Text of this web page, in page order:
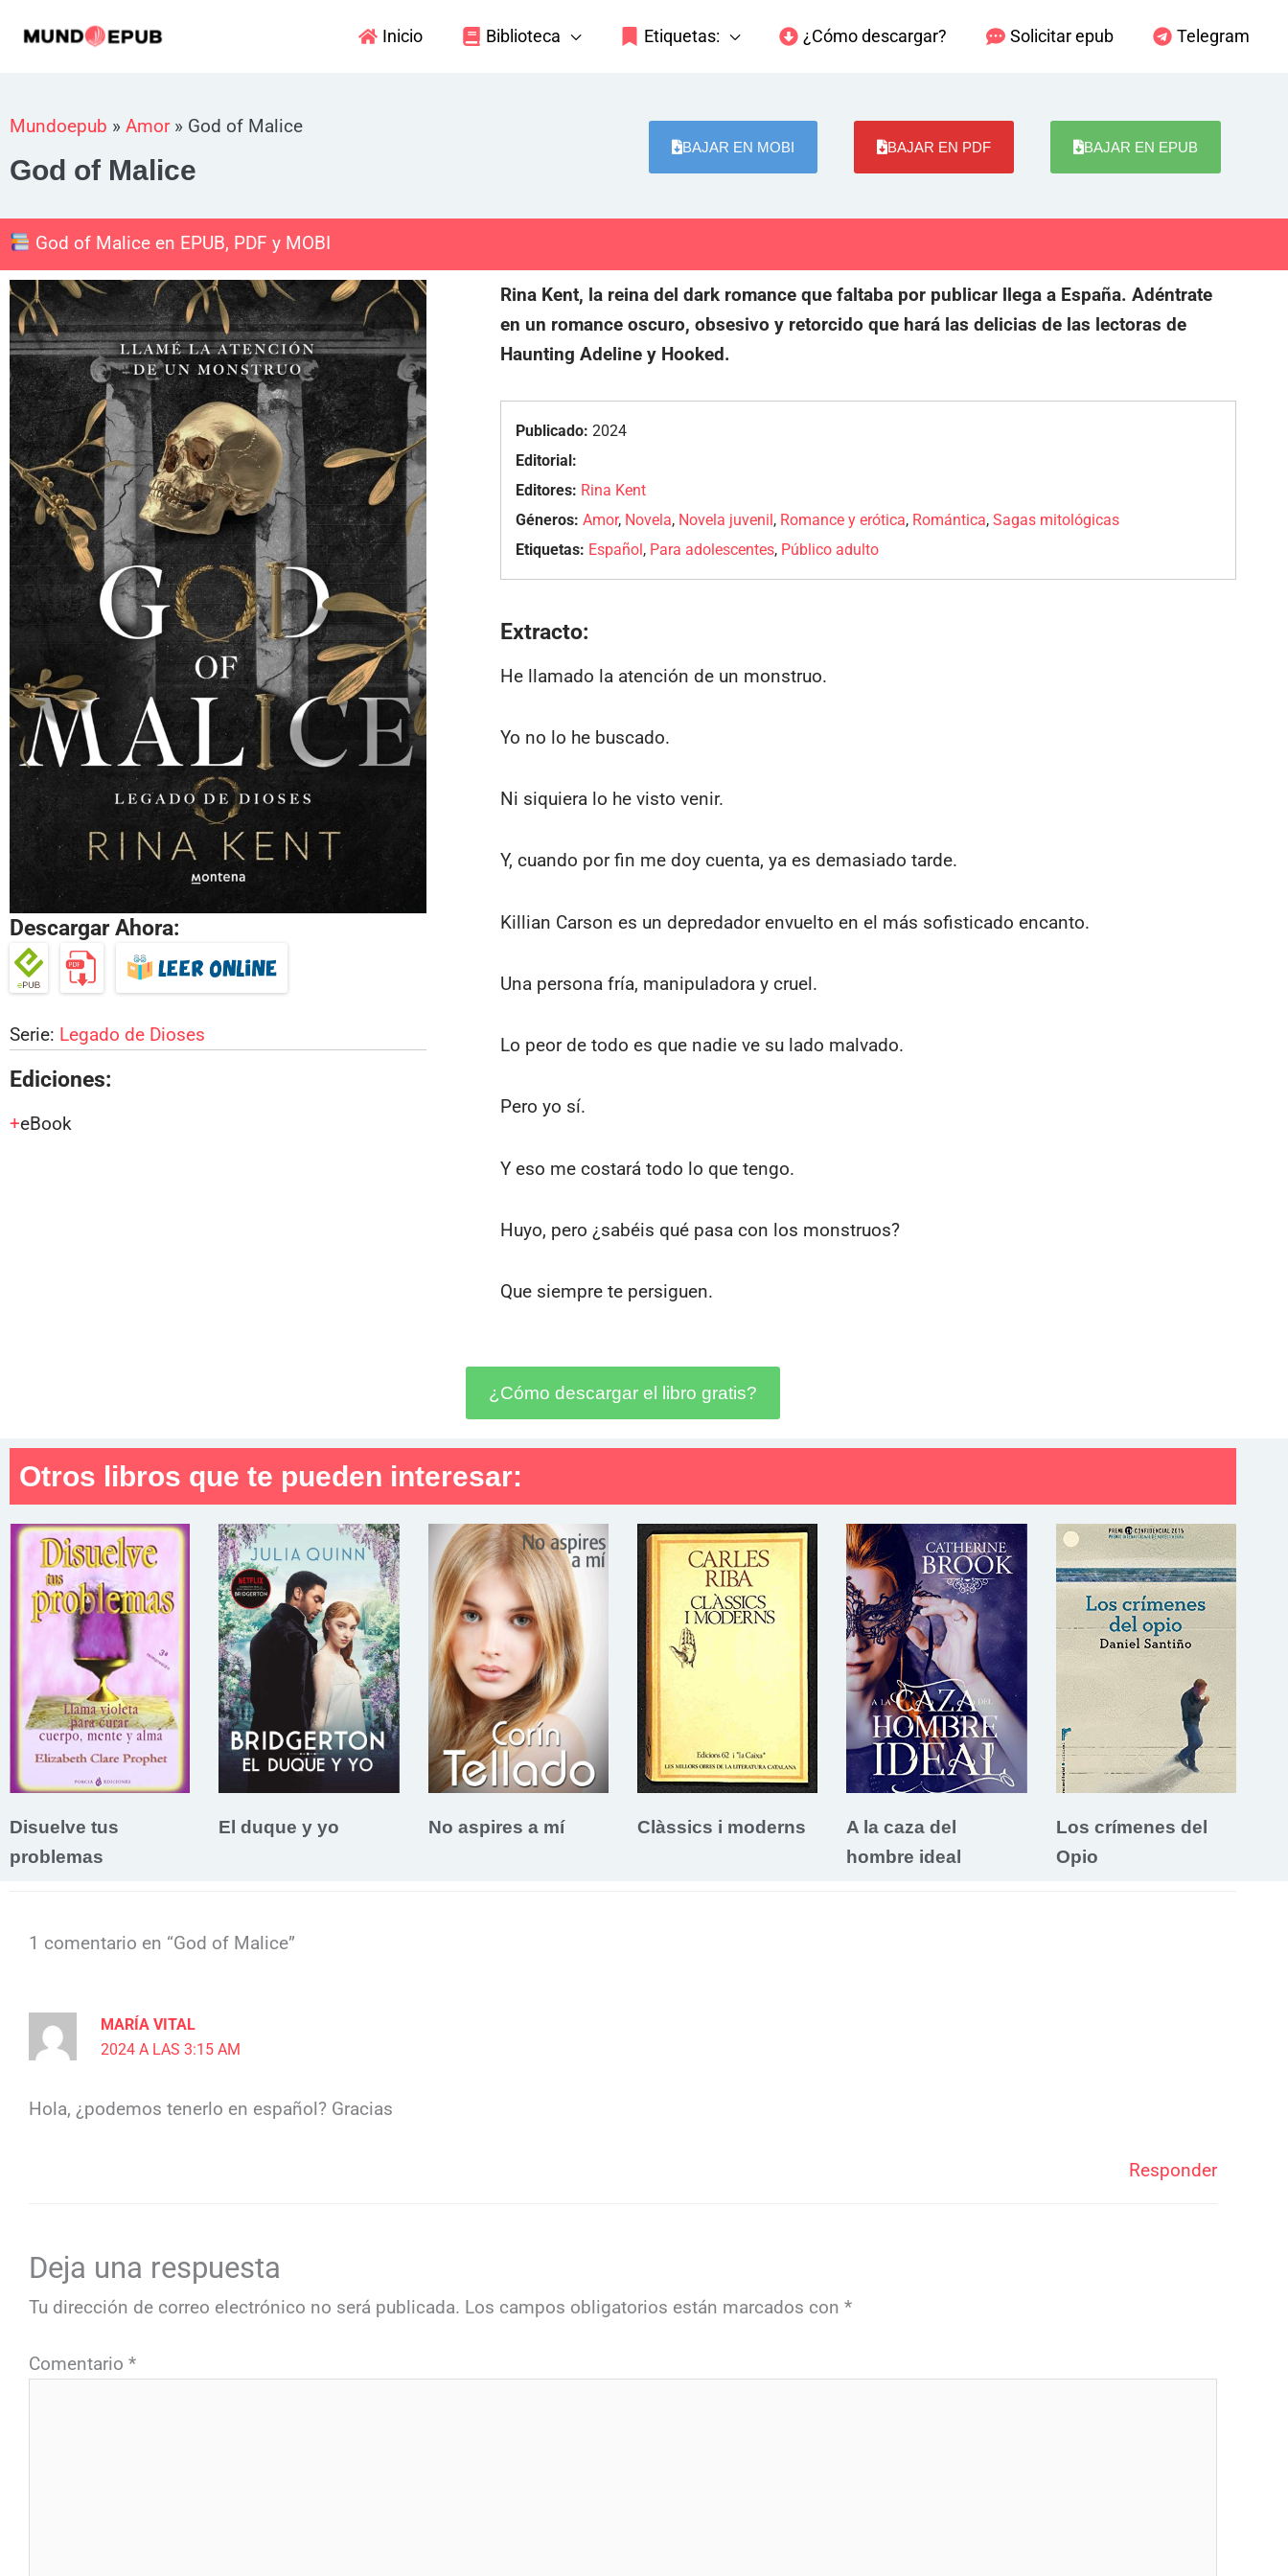
Inicio Biblioteca Etiquetas: ¿Cómo descargar? Solicitar epub Telegram
Mundoepub » Amor» God of Malice
God of Malice
BAJAR EN MOBI BAJAR EN PDF BAJAR EN EPUB
God of Malice en EPUB, PDF y MOBI
Descargar Ahora:
Serie: Legado de Dioses
Ediciones:
eBook
Rina Kent, la reina del dark romance que faltaba por publicar llega a España. Adéntrate
en un romance oscuro, obsesivo y retorcido que hará las delicias de las lectoras de
Haunting Adeline y Hooked.
Publicado: 2024
Editorial:
Editores: Rina Kent
Géneros: Amor, Novela, Novela juvenil, Romance y erótica, Romántica,Sagas mitológicas
Etiquetas: Español, Para adolescentes, Público adulto
Extracto:
He llamado la atención de un monstruo.
Yo no lo he buscado.
Ni siquiera lo he visto venir.
Y, cuando por fin me doy cuenta, ya es demasiado tarde.
Killian Carson es un depredador envuelto en el más sofisticado encanto.
Una persona fría, manipuladora y cruel.
Lo peor de todo es que nadie ve su lado malvado.
Pero yo sí.
Y eso me costará todo lo que tengo.
Huyo, pero ¿sabéis qué pasa con los monstruos?
Que siempre te persiguen.
¿Cómo descargar el libro gratis?
Otros libros que te pueden interesar:
Disuelve tus
problemas
El duque y yo No aspires a mí Clàssics i moderns
A la caza del
hombre ideal
Los crímenes del
Opio
1 comentario en “God of Malice”
MARÍA VITAL
2024 A LAS 3:15 AM
Hola, ¿podemos tenerlo en español? Gracias
Responder
Deja una respuesta
Tu dirección de correo electrónico no será publicada. Los campos obligatorios están marcados con *
Comentario *